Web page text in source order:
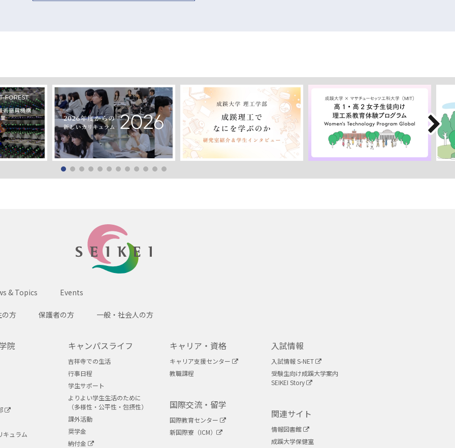
& Topics Events
の方 保護者の方 一般・社会人の方
院
キュラム
キャンパスライフ
吉祥寺での生活
行事日程
学生サポート
よりよい学生生活のために
（多様性・公平性・包摂性）
課外活動
奨学金
納付金
キャリア・資格
キャリア支援センター
教職課程
国際交流・留学
国際教育センター
新国際寮（ICM）
入試情報
入試情報 S-NET
受験生向け成蹊大学案内
SEIKEI Story
関連サイト
情報図書館
成蹊大学保健室